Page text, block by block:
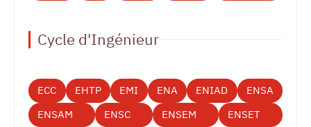
Cycle d'Ingénieur
ECC EHTP EMI ENA ENIAD
ENSA
ENSAM
ENSC ENSEM
ENSET